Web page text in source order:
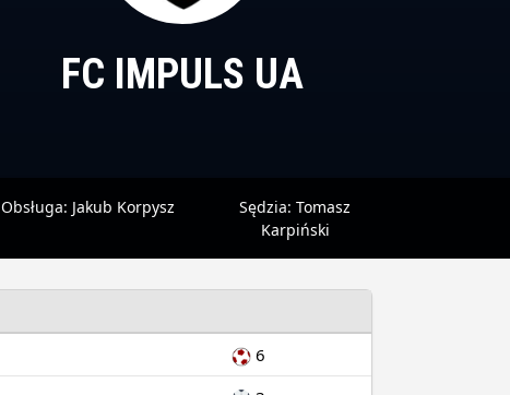
FC IMPULS UA
Obsługa: Jakub Korpysz Sędzia: Tomasz
Karpiński
6